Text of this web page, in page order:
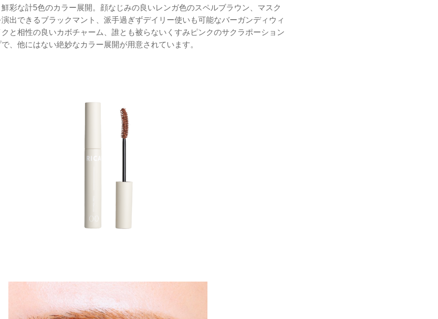
彩な計5色のカラー展開。顔なじみの良いレンガ色のスペルブラウン、マスク
出できるブラックマント、派手過ぎずデイリー使いも可能なバーガンディウィ
と相性の良いカボチャーム、誰とも被らないくすみピンクのサクラポーション
、他にはない絶妙なカラー展開が用意されています。